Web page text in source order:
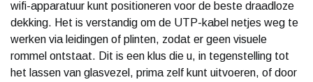
wifi-apparatuur kunt positioneren voor de beste draadloze
dekking. Het is verstandig om de UTP-kabel netjes weg te
werken via leidingen of plinten, zodat er geen visuele
rommel ontstaat. Dit is een klus die u, in tegenstelling tot
het lassen van glasvezel, prima zelf kunt uitvoeren, of door